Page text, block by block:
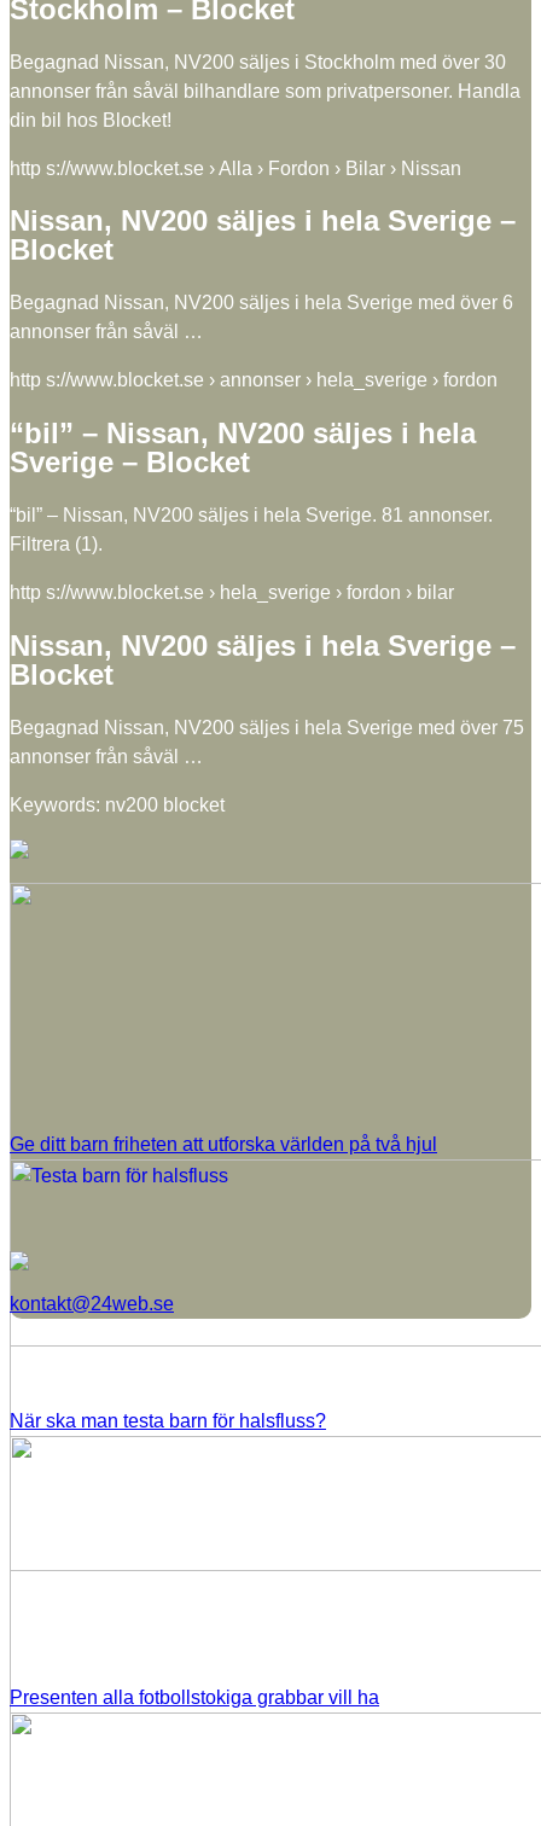
Stockholm – Blocket
Begagnad Nissan, NV200 säljes i Stockholm med över 30
annonser från såväl bilhandlare som privatpersoner. Handla
din bil hos Blocket!
http s://www.blocket.se › Alla › Fordon › Bilar › Nissan
Nissan, NV200 säljes i hela Sverige –
Blocket
Begagnad Nissan, NV200 säljes i hela Sverige med över 6
annonser från såväl …
http s://www.blocket.se › annonser › hela_sverige › fordon
“bil” – Nissan, NV200 säljes i hela
Sverige – Blocket
“bil” – Nissan, NV200 säljes i hela Sverige. 81 annonser.
Filtrera (1).
http s://www.blocket.se › hela_sverige › fordon › bilar
Nissan, NV200 säljes i hela Sverige –
Blocket
Begagnad Nissan, NV200 säljes i hela Sverige med över 75
annonser från såväl …
Keywords: nv200 blocket
Ge ditt barn friheten att utforska världen på två hjul
När ska man testa barn för halsfluss?
Presenten alla fotbollstokiga grabbar vill ha
kontakt@24web.se